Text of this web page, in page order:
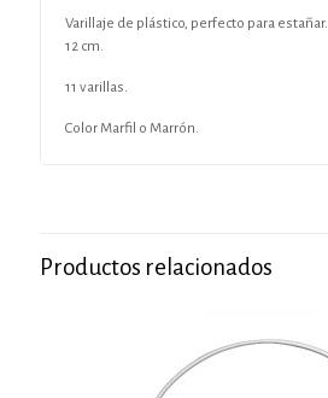
Varillaje de plástico, perfecto para estañar.
12 cm.
11 varillas.
Color Marfil o Marrón.
Productos relacionados